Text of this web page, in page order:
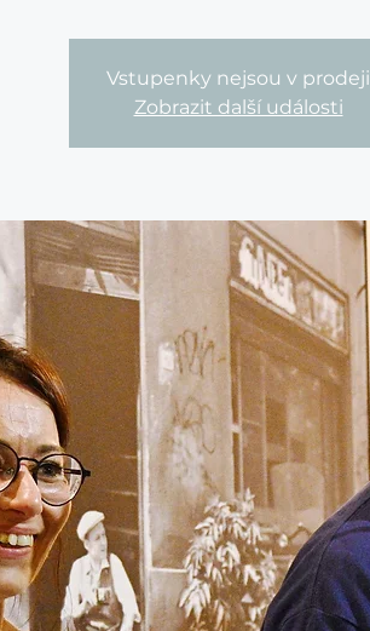
Vstupenky nejsou v prodeji
Zobrazit další události